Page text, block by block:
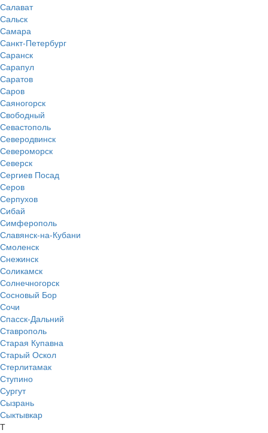
Салават
Сальск
Самара
Санкт-Петербург
Саранск
Сарапул
Саратов
Саров
Саяногорск
Свободный
Севастополь
Северодвинск
Североморск
Северск
Сергиев Посад
Серов
Серпухов
Сибай
Симферополь
Славянск-на-Кубани
Смоленск
Снежинск
Соликамск
Солнечногорск
Сосновый Бор
Сочи
Спасск-Дальний
Ставрополь
Старая Купавна
Старый Оскол
Стерлитамак
Ступино
Сургут
Сызрань
Сыктывкар
Т